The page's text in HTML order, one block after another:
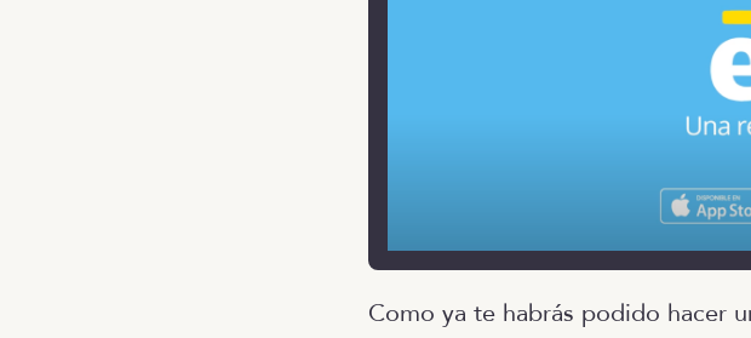
Como ya te habrás podido hacer